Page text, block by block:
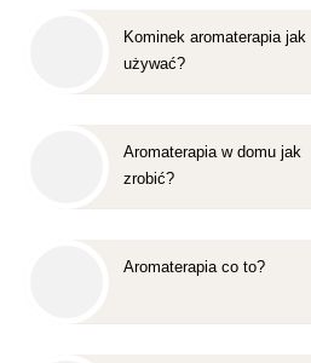
Kominek aromaterapia jak
używać?
Aromaterapia w domu jak
zrobić?
Aromaterapia co to?